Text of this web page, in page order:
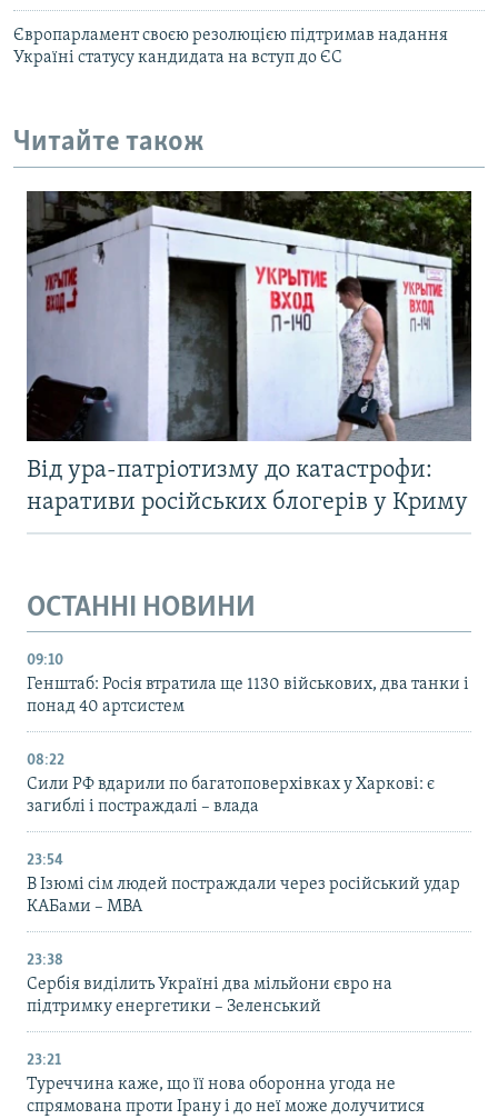
Європарламент своєю резолюцією підтримав надання
Україні статусу кандидата на вступ до ЄС
Читайте також
Від ура-патріотизму до катастрофи:
наративи російських блогерів у Криму
ОСТАННІ НОВИНИ
09:10
Генштаб: Росія втратила ще 1130 військових, два танки і
понад 40 артсистем
08:22
Сили РФ вдарили по багатоповерхівках у Харкові: є
загиблі і постраждалі – влада
23:54
В Ізюмі сім людей постраждали через російський удар
КАБами – МВА
23:38
Сербія виділить Україні два мільйони євро на
підтримку енергетики – Зеленський
23:21
Туреччина каже, що її нова оборонна угода не
спрямована проти Ірану і до неї може долучитися